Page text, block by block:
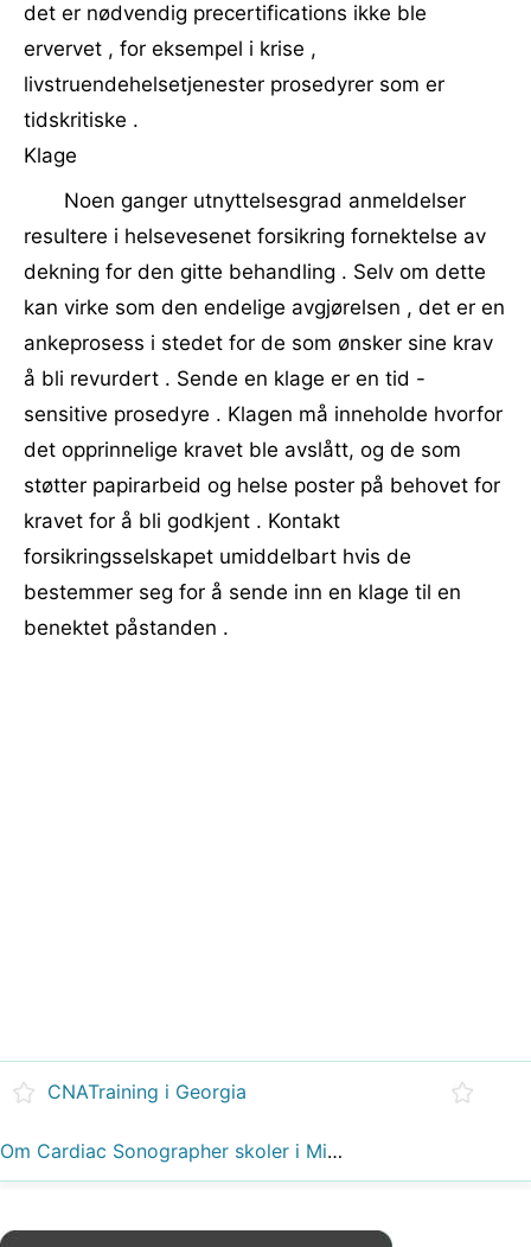
det er nødvendig precertifications ikke ble
ervervet , for eksempel i krise ,
livstruendehelsetjenester prosedyrer som er
tidskritiske .
Klage
Noen ganger utnyttelsesgrad anmeldelser
resultere i helsevesenet forsikring fornektelse av
dekning for den gitte behandling . Selv om dette
kan virke som den endelige avgjørelsen , det er en
ankeprosess i stedet for de som ønsker sine krav
å bli revurdert . Sende en klage er en tid -
sensitive prosedyre . Klagen må inneholde hvorfor
det opprinnelige kravet ble avslått, og de ​​som
støtter papirarbeid og helse poster på behovet for
kravet for å bli godkjent . Kontakt
forsikringsselskapet umiddelbart hvis de
bestemmer seg for å sende inn en klage til en
benektet påstanden .
CNATraining i Georgia
Om Cardiac Sonographer skoler i Minnesota